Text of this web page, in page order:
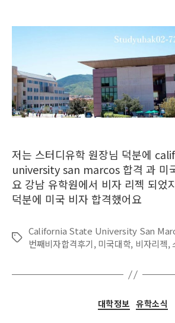
저는 스터디유학 원장님 덕분에
university san marcos 합격 과 미
요 강남 유학원에서 비자 리젝 되었
덕분에 미국 비자 합격했어요
Tags
California State University San
번째비자합격후기, 미국대학, 비자리젝,
대학정보 유학소식